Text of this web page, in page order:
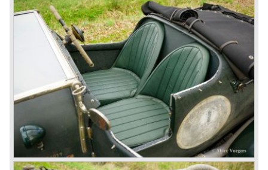
would only add trouble to a perfectly good and reliable
machine. The 1930 Le Mans race proved W.O. right as
none of the blown cars finished and Barnato and Kidston
won on a Speed Six model.
The supercharged 4.5 Litre engines were real "gas-
guzzlers", the naturally aspirated 4.5 Litre engine used one
litre of petrol every 5.6 kilometres, the supercharged
engine used one litre for just 3.5 kilometres, a very large
petrol tank was fitted additionally.
Another problem was that spark plugs in the supercharged
engine wore out very quickly resulting in loss of power.
Bentley engineer Nobby Clarke stated one day: "The
blower eats spark plugs like a donkey eats hay". Only 55
Bentley 4.5 Litre ‘blower’ cars have been built by the firm
of which 26 carried the Van den Plas open tourer
bodywork.